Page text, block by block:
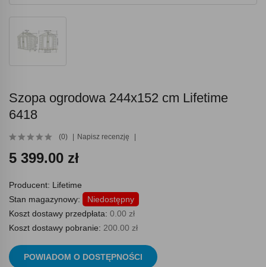
Szopa ogrodowa 244x152 cm Lifetime
6418
(0) Napisz recenzję
5 399.00 zł
Producent: Lifetime
Stan magazynowy:
Niedostępny
Koszt dostawy przedpłata: 0.00 zł
Koszt dostawy pobranie: 200.00 zł
POWIADOM O DOSTĘPNOŚCI